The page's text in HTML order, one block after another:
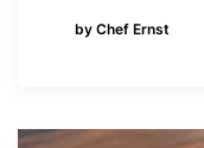
by Chef Ernst